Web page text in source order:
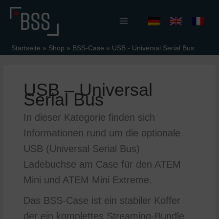
Inhalt
springen
Startseite » Shop » BSS-Case » USB - Universal Serial Bus
USB – Universal
Serial Bus
In dieser Kategorie finden sich
Informationen rund um die optionale
USB (Universal Serial Bus)
Ladebuchse am Case für den ATEM
Mini und ATEM Mini Extreme.
Das BSS-Case ist ein stabiler Koffer
der ein komplettes Streaming-Bundle